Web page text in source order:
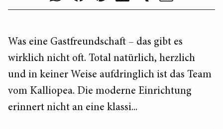
Was eine Gastfreundschaft – das gibt es
wirklich nicht oft. Total natürlich, herzlich
und in keiner Weise aufdringlich ist das Team
vom Kalliopea. Die moderne Einrichtung
erinnert nicht an eine klassi...